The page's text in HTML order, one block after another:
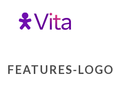
FEATURES-LOGO